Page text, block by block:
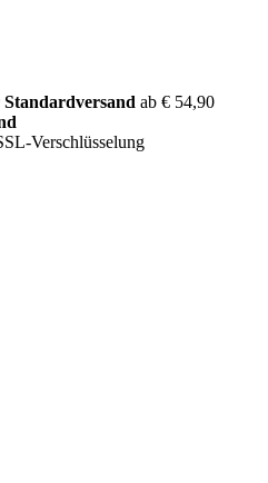
Standardversand ab € 54,90
Verschlüsselung